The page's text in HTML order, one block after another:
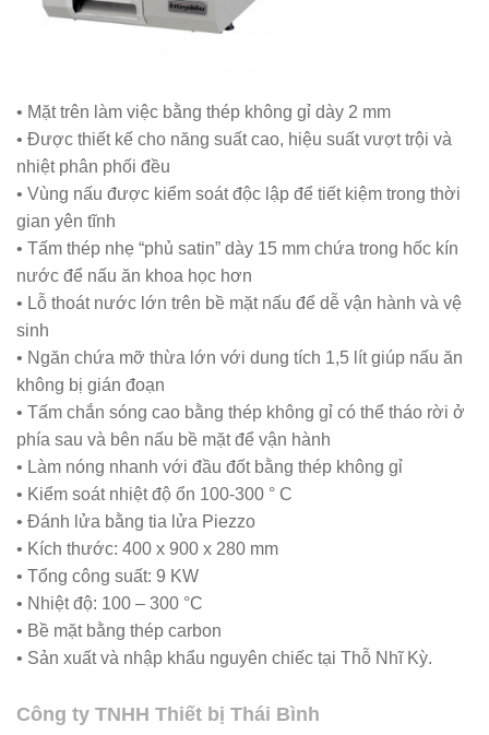
• Mặt trên làm việc bằng thép không gỉ dày 2 mm
• Được thiết kế cho năng suất cao, hiệu suất vượt trội và
nhiệt phân phối đều
• Vùng nấu được kiểm soát độc lập để tiết kiệm trong thời
gian yên tĩnh
• Tấm thép nhẹ “phủ satin” dày 15 mm chứa trong hốc kín
nước để nấu ăn khoa học hơn
• Lỗ thoát nước lớn trên bề mặt nấu để dễ vận hành và vệ
sinh
• Ngăn chứa mỡ thừa lớn với dung tích 1,5 lít giúp nấu ăn
không bị gián đoạn
• Tấm chắn sóng cao bằng thép không gỉ có thể tháo rời ở
phía sau và bên nấu bề mặt để vận hành
• Làm nóng nhanh với đầu đốt bằng thép không gỉ
• Kiểm soát nhiệt độ ổn 100-300 ° C
• Đánh lửa bằng tia lửa Piezzo
• Kích thước: 400 x 900 x 280 mm
• Tổng công suất: 9 KW
• Nhiệt độ: 100 – 300 °C
• Bề mặt bằng thép carbon
• Sản xuất và nhập khẩu nguyên chiếc tại Thỗ Nhĩ Kỳ.
Công ty TNHH Thiết bị Thái Bình